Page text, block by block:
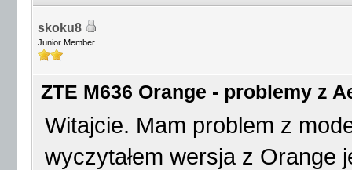
skoku8
Junior Member
ZTE M636 Orange - problemy z
Witajcie. Mam problem z
wyczytałem wersja z Orange